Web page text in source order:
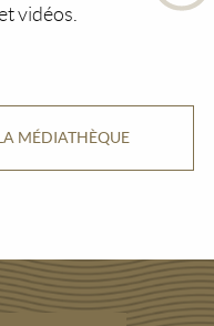
vidéos.
MÉDIATHÈQUE